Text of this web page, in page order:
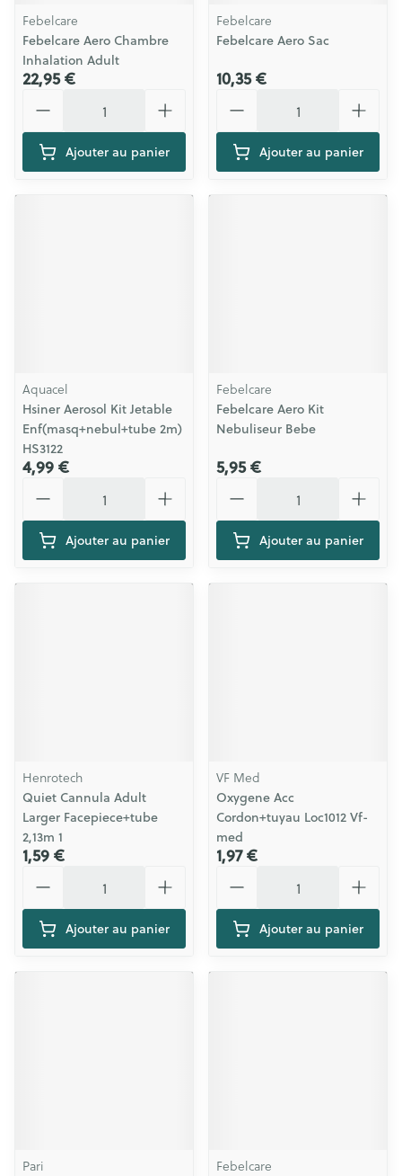
Febelcare
Febelcare Aero Chambre
Inhalation Adult
22,95 €
Ajouter au panier
Febelcare
Febelcare Aero Sac
10,35 €
Ajouter au panier
Aquacel
Hsiner Aerosol Kit Jetable
Enf(masq+nebul+tube 2m)
HS3122
4,99 €
Ajouter au panier
Febelcare
Febelcare Aero Kit
Nebuliseur Bebe
5,95 €
Ajouter au panier
Henrotech
Quiet Cannula Adult
Larger Facepiece+tube
2,13m 1
1,59 €
Ajouter au panier
VF Med
Oxygene Acc
Cordon+tuyau Loc1012 Vf-
med
1,97 €
Ajouter au panier
Pari Febelcare